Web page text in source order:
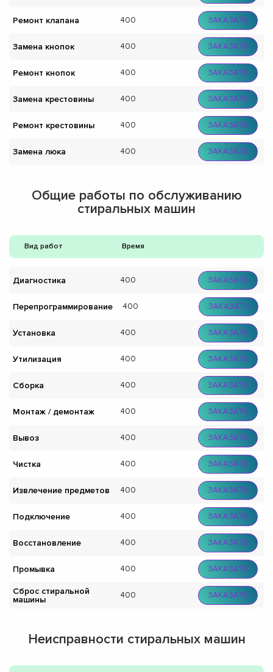
Ремонт клапана 400 ЗАКАЗАТЬ
Замена кнопок 400 ЗАКАЗАТЬ
Ремонт кнопок 400 ЗАКАЗАТЬ
Замена крестовины 400 ЗАКАЗАТЬ
Ремонт крестовины 400 ЗАКАЗАТЬ
Замена люка 400 ЗАКАЗАТЬ
Общие работы по обслуживанию
стиральных машин
Вид работ Время
Диагностика 400 ЗАКАЗАТЬ
Перепрограммирование 400 ЗАКАЗАТЬ
Установка 400 ЗАКАЗАТЬ
Утилизация 400 ЗАКАЗАТЬ
Сборка 400 ЗАКАЗАТЬ
Монтаж / демонтаж 400 ЗАКАЗАТЬ
Вывоз 400 ЗАКАЗАТЬ
Чистка 400 ЗАКАЗАТЬ
Извлечение предметов 400 ЗАКАЗАТЬ
Подключение 400 ЗАКАЗАТЬ
Восстановление 400 ЗАКАЗАТЬ
Промывка 400 ЗАКАЗАТЬ
Сброс стиральной
машины
400 ЗАКАЗАТЬ
Неисправности стиральных машин